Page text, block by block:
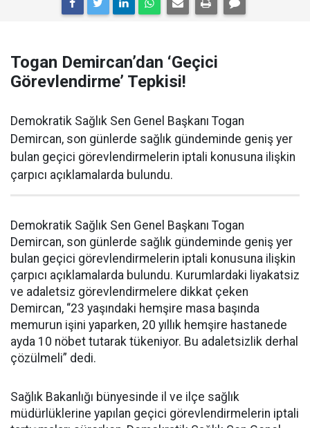
Togan Demircan’dan ‘Geçici
Görevlendirme’ Tepkisi!
Demokratik Sağlık Sen Genel Başkanı Togan
Demircan, son günlerde sağlık gündeminde geniş yer
bulan geçici görevlendirmelerin iptali konusuna ilişkin
çarpıcı açıklamalarda bulundu.
Demokratik Sağlık Sen Genel Başkanı Togan
Demircan, son günlerde sağlık gündeminde geniş yer
bulan geçici görevlendirmelerin iptali konusuna ilişkin
çarpıcı açıklamalarda bulundu. Kurumlardaki liyakatsiz
ve adaletsiz görevlendirmelere dikkat çeken
Demircan, “23 yaşındaki hemşire masa başında
memurun işini yaparken, 20 yıllık hemşire hastanede
ayda 10 nöbet tutarak tükeniyor. Bu adaletsizlik derhal
çözülmeli” dedi.
Sağlık Bakanlığı bünyesinde il ve ilçe sağlık
müdürlüklerine yapılan geçici görevlendirmelerin iptali